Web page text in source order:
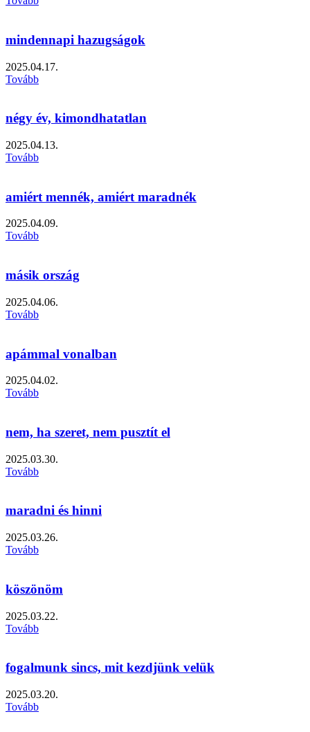
mindennapi hazugságok
2025.04.17.
Tovább
négy év, kimondhatatlan
2025.04.13.
Tovább
amiért mennék, amiért maradnék
2025.04.09.
Tovább
másik ország
2025.04.06.
Tovább
apámmal vonalban
2025.04.02.
Tovább
nem, ha szeret, nem pusztít el
2025.03.30.
Tovább
maradni és hinni
2025.03.26.
Tovább
köszönöm
2025.03.22.
Tovább
fogalmunk sincs, mit kezdjünk velük
2025.03.20.
Tovább